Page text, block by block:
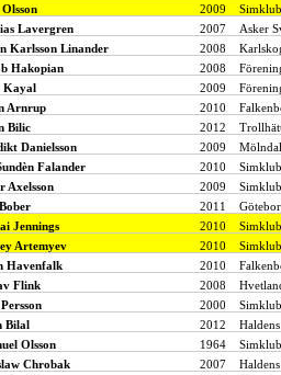
2009
Lavergren 2007
Asker
Karlsson Linander 2008
Hakopian 2008
Kayal 2009
Arnrup 2010
Bilic 2012
Danielsson 2009
Falander 2010
Axelsson 2009
2011
Jennings 2010
Artemyev 2010
Havenfalk 2010
Flink 2008
2000
Bilal 2012
Olsson 1964
Chrobak 2007